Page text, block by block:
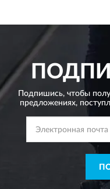
Подпишись, чтобы
предложениях,